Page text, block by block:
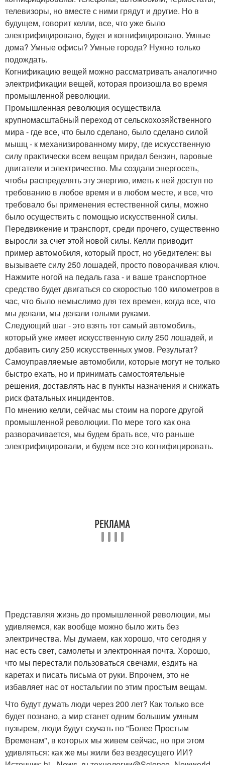
телевизоры, но вместе с ними грядут и другие. Но в
будущем, говорит келли, все, что уже было
электрифицировано, будет и когнифицировано. Умные
дома? Умные офисы? Умные города? Нужно только
подождать.
Когнификацию вещей можно рассматривать аналогично
электрификации вещей, которая произошла во время
промышленной революции.
Промышленная революция осуществила
крупномасштабный переход от сельскохозяйственного
мира - где все, что было сделано, было сделано силой
мышц - к механизированному миру, где искусственную
силу практически всем вещам придал бензин, паровые
двигатели и электричество. Мы создали энергосеть,
чтобы распределять эту энергию, иметь к ней доступ по
требованию в любое время и в любом месте, и все, что
требовало бы применения естественной силы, можно
было осуществить с помощью искусственной силы.
Передвижение и транспорт, среди прочего, существенно
выросли за счет этой новой силы. Келли приводит
пример автомобиля, который прост, но убедителен: вы
вызываете силу 250 лошадей, просто поворачивая ключ.
Нажмите ногой на педаль газа - и ваше транспортное
средство будет двигаться со скоростью 100 километров в
час, что было немыслимо для тех времен, когда все, что
мы делали, мы делали голыми руками.
Следующий шаг - это взять тот самый автомобиль,
который уже имеет искусственную силу 250 лошадей, и
добавить силу 250 искусственных умов. Результат?
Самоуправляемые автомобили, которые могут не только
быстро ехать, но и принимать самостоятельные
решения, доставлять нас в пункты назначения и снижать
риск фатальных инцидентов.
По мнению келли, сейчас мы стоим на пороге другой
промышленной революции. По мере того как она
разворачивается, мы будем брать все, что раньше
электрифицировали, и будем все это когнифицировать.
Представляя жизнь до промышленной революции, мы
удивляемся, как вообще можно было жить без
электричества. Мы думаем, как хорошо, что сегодня у
нас есть свет, самолеты и электронная почта. Хорошо,
что мы перестали пользоваться свечами, ездить на
каретах и писать письма от руки. Впрочем, это не
избавляет нас от ностальгии по этим простым вещам.
Что будут думать люди через 200 лет? Как только все
будет познано, а мир станет одним большим умным
пузырем, люди будут скучать по "Более Простым
Временам", в которых мы живем сейчас, но при этом
удивляться: как же мы жили без вездесущего ИИ?